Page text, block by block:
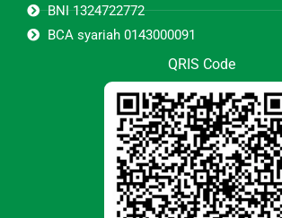
BNI 1324722772
BCA syariah 0143000091
QRIS Code